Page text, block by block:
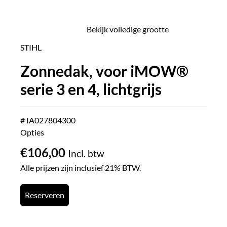
Bekijk volledige grootte
STIHL
Zonnedak, voor iMOW®
serie 3 en 4, lichtgrijs
# IA027804300
Opties
€106,00 Incl. btw
Alle prijzen zijn inclusief 21% BTW.
Reserveren